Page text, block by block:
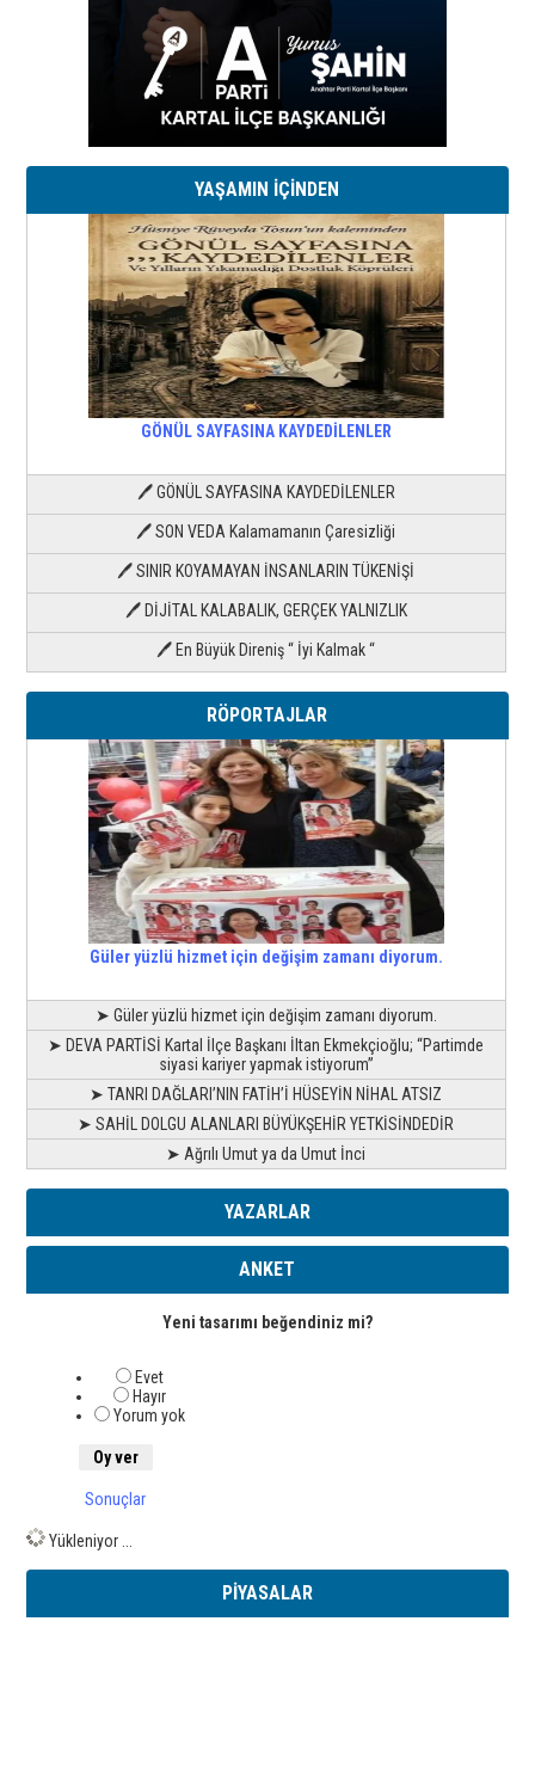
YAŞAMIN İÇİNDEN
GÖNÜL SAYFASINA KAYDEDİLENLER
🖊 GÖNÜL SAYFASINA KAYDEDİLENLER
🖊 SON VEDA Kalamamanın Çaresizliği
🖊 SINIR KOYAMAYAN İNSANLARIN TÜKENİŞİ
🖊 DİJİTAL KALABALIK, GERÇEK YALNIZLIK
🖊 En Büyük Direniş “ İyi Kalmak “
RÖPORTAJLAR
Güler yüzlü hizmet için değişim zamanı diyorum.
➤ Güler yüzlü hizmet için değişim zamanı diyorum.
➤ DEVA PARTİSİ Kartal İlçe Başkanı İltan Ekmekçioğlu; “Partimde
siyasi kariyer yapmak istiyorum”
➤ TANRI DAĞLARI’NIN FATİH’İ HÜSEYİN NİHAL ATSIZ
➤ SAHİL DOLGU ALANLARI BÜYÜKŞEHİR YETKİSİNDEDİR
➤ Ağrılı Umut ya da Umut İnci
YAZARLAR
ANKET
Yeni tasarımı beğendiniz mi?
Evet
Hayır
Yorum yok
Sonuçlar
Yükleniyor ...
PİYASALAR